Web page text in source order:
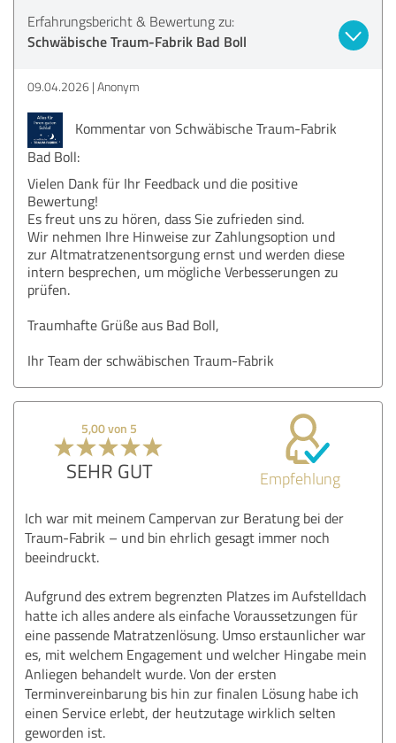
Erfahrungsbericht & Bewertung zu:
Schwäbische Traum-Fabrik Bad Boll
09.04.2026 Anonym
Kommentar von Schwäbische Traum-Fabrik
Bad Boll:
Vielen Dank für Ihr Feedback und die positive
Bewertung!
Es freut uns zu hören, dass Sie zufrieden sind.
Wir nehmen Ihre Hinweise zur Zahlungsoption und
zur Altmatratzenentsorgung ernst und werden diese
intern besprechen, um mögliche Verbesserungen zu
prüfen.
Traumhafte Grüße aus Bad Boll,
Ihr Team der schwäbischen Traum-Fabrik
5,00 von 5
SEHR GUT Empfehlung
Ich war mit meinem Campervan zur Beratung bei der
Traum-Fabrik – und bin ehrlich gesagt immer noch
beeindruckt.
Aufgrund des extrem begrenzten Platzes im Aufstelldach
hatte ich alles andere als einfache Voraussetzungen für
eine passende Matratzenlösung. Umso erstaunlicher war
es, mit welchem Engagement und welcher Hingabe mein
Anliegen behandelt wurde. Von der ersten
Terminvereinbarung bis hin zur finalen Lösung habe ich
einen Service erlebt, der heutzutage wirklich selten
geworden ist.